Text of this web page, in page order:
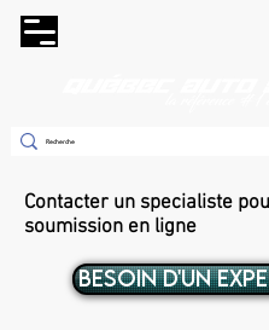
Contacter un specialiste
soumission en ligne
BESOIN D'UN